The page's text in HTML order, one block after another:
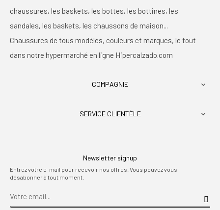
chaussures, les baskets, les bottes, les bottines, les
sandales, les baskets, les chaussons de maison...
Chaussures de tous modèles, couleurs et marques, le tout
dans notre hypermarché en ligne Hipercalzado.com
COMPAGNIE 
SERVICE CLIENTÈLE 
Newsletter signup
Entrez votre e-mail pour recevoir nos offres. Vous pouvez vous
désabonner à tout moment.